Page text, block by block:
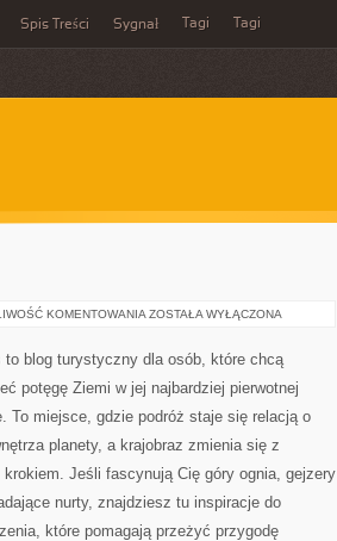
Spis Treści Sygnał Tagi Tagi
KOMENTOWANIA GÓRY
ZOSTAŁA WYŁĄCZONA
to blog turystyczny dla osób, które chcą
potęgę Ziemi w jej najbardziej pierwotnej
To miejsce, gdzie podróż staje się relacją o
planety, a krajobraz zmienia się z
krokiem. Jeśli fascynują Cię góry ognia, gejzery
nurty, znajdziesz tu inspiracje do
które pomagają przeżyć przygodę